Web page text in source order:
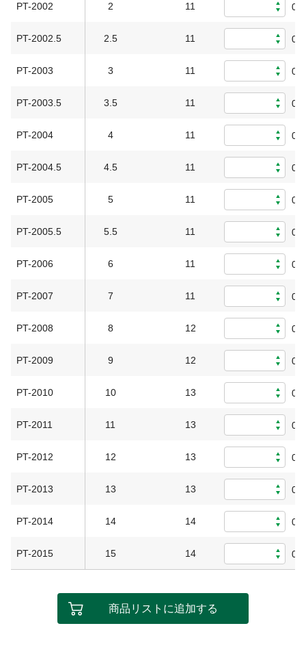
PT-2002 2 11 0
PT-2002.5 2.5 11 0
PT-2003 3 11 0
PT-2003.5 3.5 11 0
PT-2004 4 11 0
PT-2004.5 4.5 11 0
PT-2005 5 11 0
PT-2005.5 5.5 11 0
PT-2006 6 11 0
PT-2007 7 11 0
PT-2008 8 12 0
PT-2009 9 12 0
PT-2010 10 13 0
PT-2011 11 13 0
PT-2012 12 13 0
PT-2013 13 13 0
PT-2014 14 14 0
PT-2015 15 14 0
商品リストに追加する